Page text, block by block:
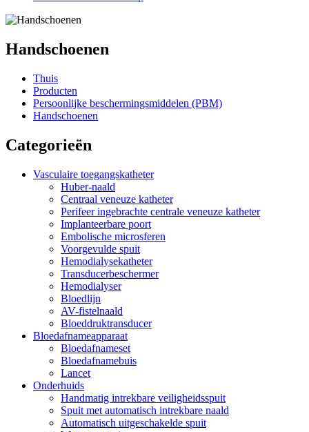
Handschoenen
Thuis
Producten
Persoonlijke beschermingsmiddelen (PBM)
Handschoenen
Categorieën
Vasculaire toegangskatheter
Huber-naald
Centraal veneuze katheter
Perifeer ingebrachte centrale veneuze katheter
Implanteerbare poort
Embolische microsferen
Voorgevulde spuit
Hemodialysekatheter
Transducerbeschermer
Hemodialyser
Bloedlijn
AV-fistelnaald
Bloeddruktransducer
Bloedafnameapparaat
Bloedafnameset
Bloedafnamebuis
Lancet
Onderhuids
Handmatig intrekbare veiligheidsspuit
Spuit met automatisch intrekbare naald
Automatisch uitgeschakelde spuit